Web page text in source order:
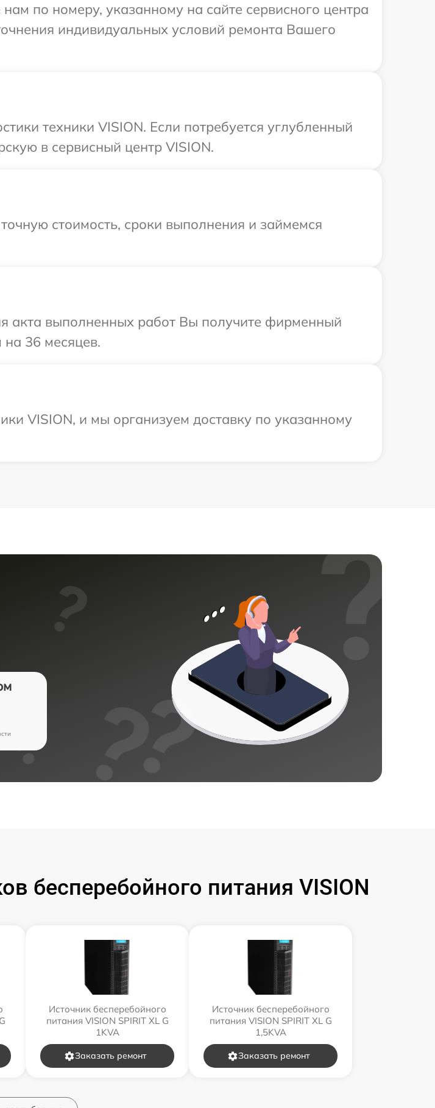
по номеру, указанному на сайте сервисного центра
индивидуальных условий ремонта Вашего
техники VISION. Если потребуется углубленный
в сервисный центр VISION.
стоимость, сроки выполнения и займемся
акта выполненных работ Вы получите фирменный
на 36 месяцев.
VISION, и мы организуем доставку по указанному
бесперебойного питания VISION
Источник бесперебойного
питания VISION SPIRIT XL G
1KVA
Заказать ремонт
Источник бесперебойного
питания VISION SPIRIT XL G
1,5KVA
Заказать ремонт